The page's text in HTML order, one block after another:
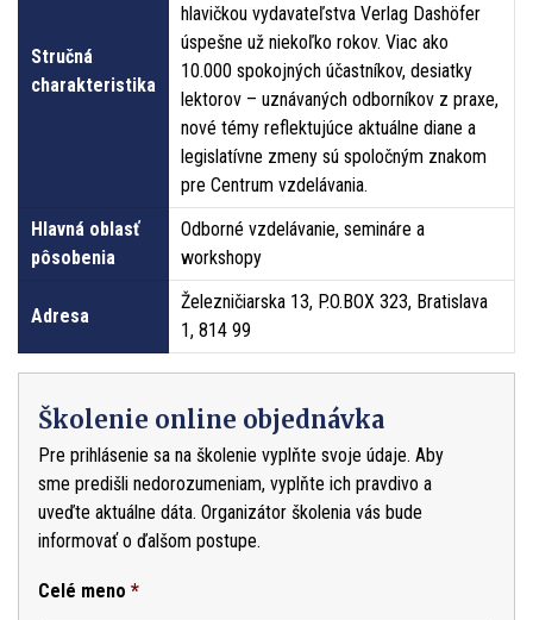
Stručná
charakteristika
hlavičkou vydavateľstva Verlag Dashöfer
úspešne už niekoľko rokov. Viac ako
10.000 spokojných účastníkov, desiatky
lektorov – uznávaných odborníkov z praxe,
nové témy reflektujúce aktuálne diane a
legislatívne zmeny sú spoločným znakom
pre Centrum vzdelávania.
Hlavná oblasť
pôsobenia
Odborné vzdelávanie, semináre a
workshopy
Adresa
Železničiarska 13, P.O.BOX 323, Bratislava
1, 814 99
Školenie online objednávka
Pre prihlásenie sa na školenie vyplňte svoje údaje. Aby
sme predišli nedorozumeniam, vyplňte ich pravdivo a
uveďte aktuálne dáta. Organizátor školenia vás bude
informovať o ďalšom postupe.
Celé meno *